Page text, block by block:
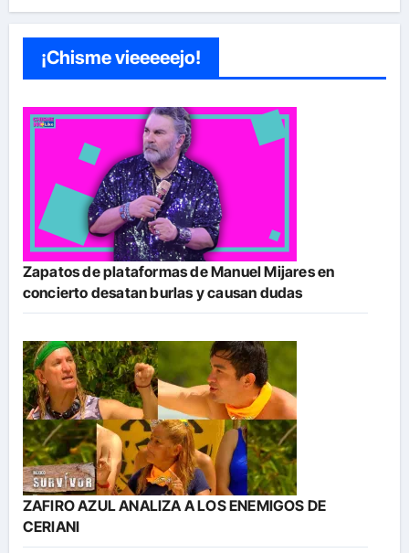
¡Chisme vieeeeejo!
Zapatos de plataformas de Manuel Mijares en
concierto desatan burlas y causan dudas
ZAFIRO AZUL ANALIZA A LOS ENEMIGOS DE
CERIANI